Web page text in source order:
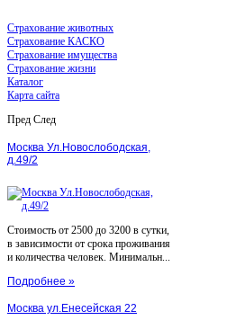
Страхование животных
Страхование КАСКО
Страхование имущества
Страхование жизни
Каталог
Карта сайта
Пред След
Москва Ул.Новослободская,
д.49/2
Стоимость от 2500 до 3200 в сутки,
в зависимости от срока проживания
и количества человек. Минимальн...
Подробнее »
Москва ул.Енесейская 22